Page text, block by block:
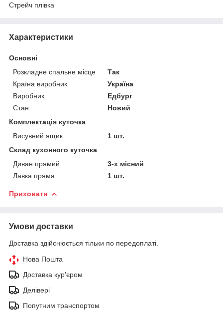
Стрейч плівка
Характеристики
Основні
Розкладне спальне місце
Так
Країна виробник
Україна
Виробник
Едбург
Стан
Новий
Комплектація куточка
Висувний ящик
1 шт.
Склад кухонного куточка
Диван прямий
3-х місний
Лавка пряма
1 шт.
Приховати
Умови доставки
Доставка здійснюється тільки по передоплаті.
Нова Пошта
Доставка кур'єром
Делівері
Попутним транспортом